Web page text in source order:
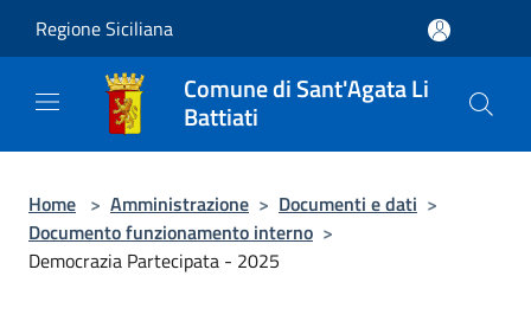
Regione Siciliana
Comune di Sant'Agata Li
Battiati
Home > Amministrazione > Documenti e dati >
Documento funzionamento interno >
Democrazia Partecipata - 2025